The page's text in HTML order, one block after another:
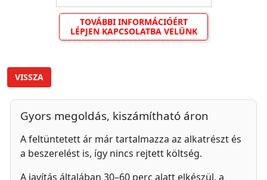
TOVÁBBI INFORMÁCIÓÉRT
LÉPJEN KAPCSOLATBA VELÜNK
VISSZA
Gyors megoldás, kiszámítható áron
A feltüntetett ár már tartalmazza az alkatrészt és
a beszerelést is, így nincs rejtett költség.
A javítás általában 30–60 perc alatt elkészül, a